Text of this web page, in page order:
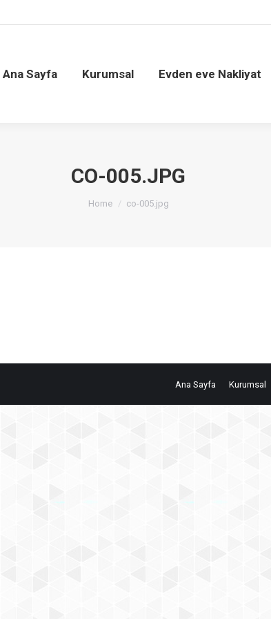
Ana Sayfa Kurumsal Evden eve Nakliyat
CO-005.JPG
You are here:
Home co-005.jpg
Ana Sayfa Kurumsal
Evden eve Nakliyat Asansörlü Taşımacılık